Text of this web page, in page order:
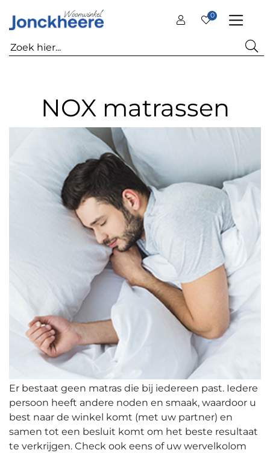
0
NOX matrassen
Er bestaat geen matras die bij iedereen past. Iedere
persoon heeft andere noden en smaak, waardoor u
best naar de winkel komt (met uw partner) en
samen tot een besluit komt om het beste resultaat
te verkrijgen. Check ook eens of uw wervelkolom